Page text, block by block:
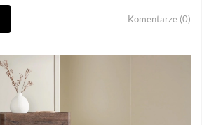
Komentarze (0)